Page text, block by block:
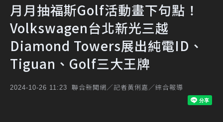
月月抽福斯Golf活動畫下句點！
Volkswagen台北新光三越
Diamond Towers展出純電ID、
Tiguan、Golf三大王牌
2024-10-26 11:23 聯合新聞網／記者黃俐嘉／綜合報導